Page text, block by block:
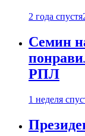
2 года спустя
Семин
РПЛ
1 неделя